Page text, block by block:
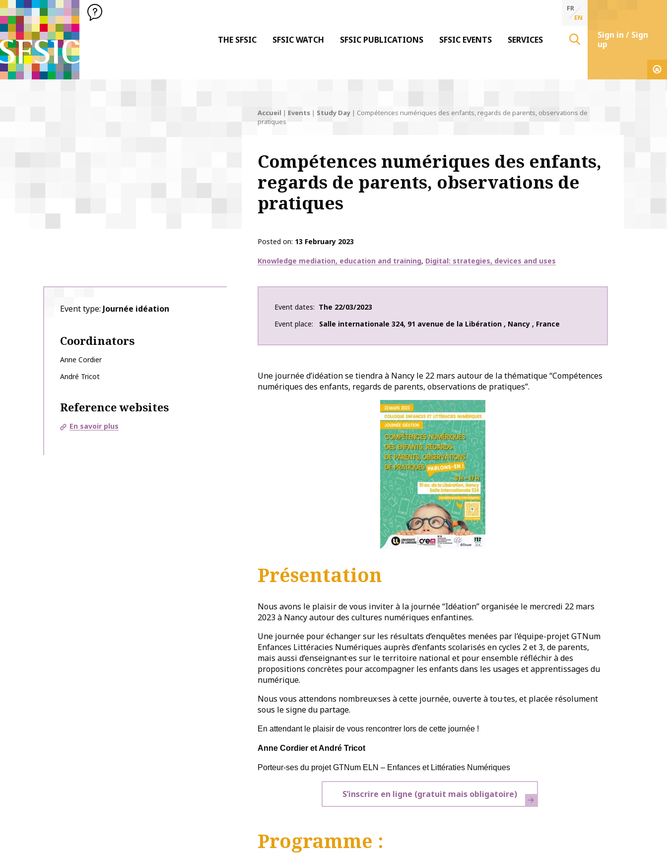
SFSIC SOCIÉTÉ FRANÇAISE DES SCIENCES DE L'INFORMATION & DE LA COMMUNICATION
Société Française des Sciences de l'Information & de la Communication
THE SFSIC SFSIC WATCH SFSIC PUBLICATIONS SFSIC EVENTS SERVICES
FR
EN
Sign in / Sign
up
Accueil | Events| Study Day| Compétences numériques des enfants, regards de parents, observations de
pratiques
Compétences numériques des enfants,
regards de parents, observations de
pratiques
Posted on 13 February 2023
Thématiques
Knowledge mediation, education and training Digital: strategies, devices and uses
Event type Journée idéation
Coordinators
Anne Cordier
André Tricot
Reference websites
En savoir plus
Event dates The 22/03/2023
Event place
Salle internationale 324, 91 avenue de la Libération , Nancy , France
Une journée d’idéation se tiendra à Nancy le 22 mars autour de la thématique “Compétences
numériques des enfants, regards de parents, observations de pratiques”.
Présentation
Nous avons le plaisir de vous inviter à la journée “Idéation” organisée le mercredi 22 mars
2023 à Nancy autour des cultures numériques enfantines.
Une journée pour échanger sur les résultats d’enquêtes menées par l’équipe-projet GTNum
Enfances Littéracies Numériques auprès d’enfants scolarisés en cycles 2 et 3, de parents,
mais aussi d’enseignant·es sur le territoire national et pour ensemble réfléchir à des
propositions concrètes pour accompagner les enfants dans les usages et apprentissages du
numérique.
Nous vous attendons nombreux·ses à cette journée, ouverte à tou·tes, et placée résolument
sous le signe du partage.
En attendant le plaisir de vous rencontrer lors de cette journée !
Anne Cordier et André Tricot
Porteur-ses du projet GTNum ELN – Enfances et Littératies Numériques
S’inscrire en ligne (gratuit mais obligatoire)
Programme :